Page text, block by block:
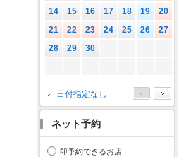
14
15 16 17 18 19
20
21
22 23 24 25 26
27
28
29 30
2026年10月
月 火 水 木 金 土
日
5
日付指定なし
ネット予約
即予約できるお店